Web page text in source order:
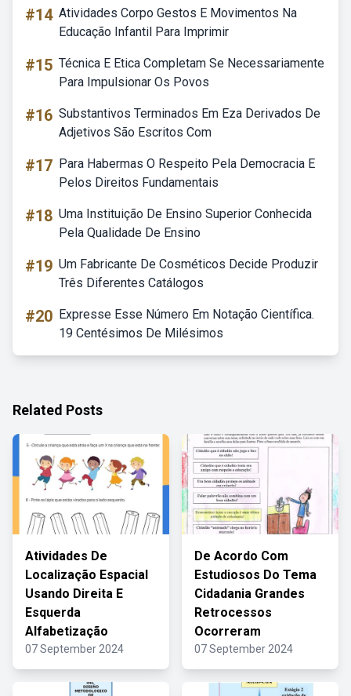
#14 Atividades Corpo Gestos E Movimentos Na
Educação Infantil Para Imprimir
#15 Técnica E Etica Completam Se Necessariamente
Para Impulsionar Os Povos
#16 Substantivos Terminados Em Eza Derivados De
Adjetivos São Escritos Com
#17 Para Habermas O Respeito Pela Democracia E
Pelos Direitos Fundamentais
#18 Uma Instituição De Ensino Superior Conhecida
Pela Qualidade De Ensino
#19 Um Fabricante De Cosméticos Decide Produzir
Três Diferentes Catálogos
#20 Expresse Esse Número Em Notação Científica.
19 Centésimos De Milésimos
Related Posts
Atividades De
Localização Espacial
Usando Direita E
Esquerda
Alfabetização
07 September 2024
De Acordo Com
Estudiosos Do Tema
Cidadania Grandes
Retrocessos
Ocorreram
07 September 2024